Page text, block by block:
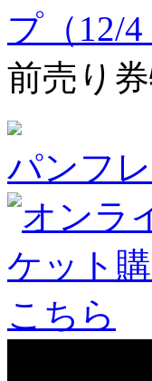
プ（12/4
前売り
パンフ